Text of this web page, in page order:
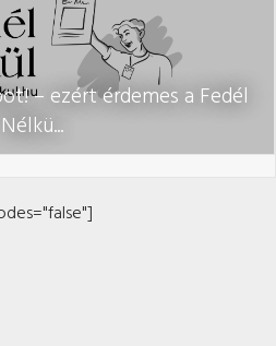
– ezért érdemes a Fedél
Nélkü...